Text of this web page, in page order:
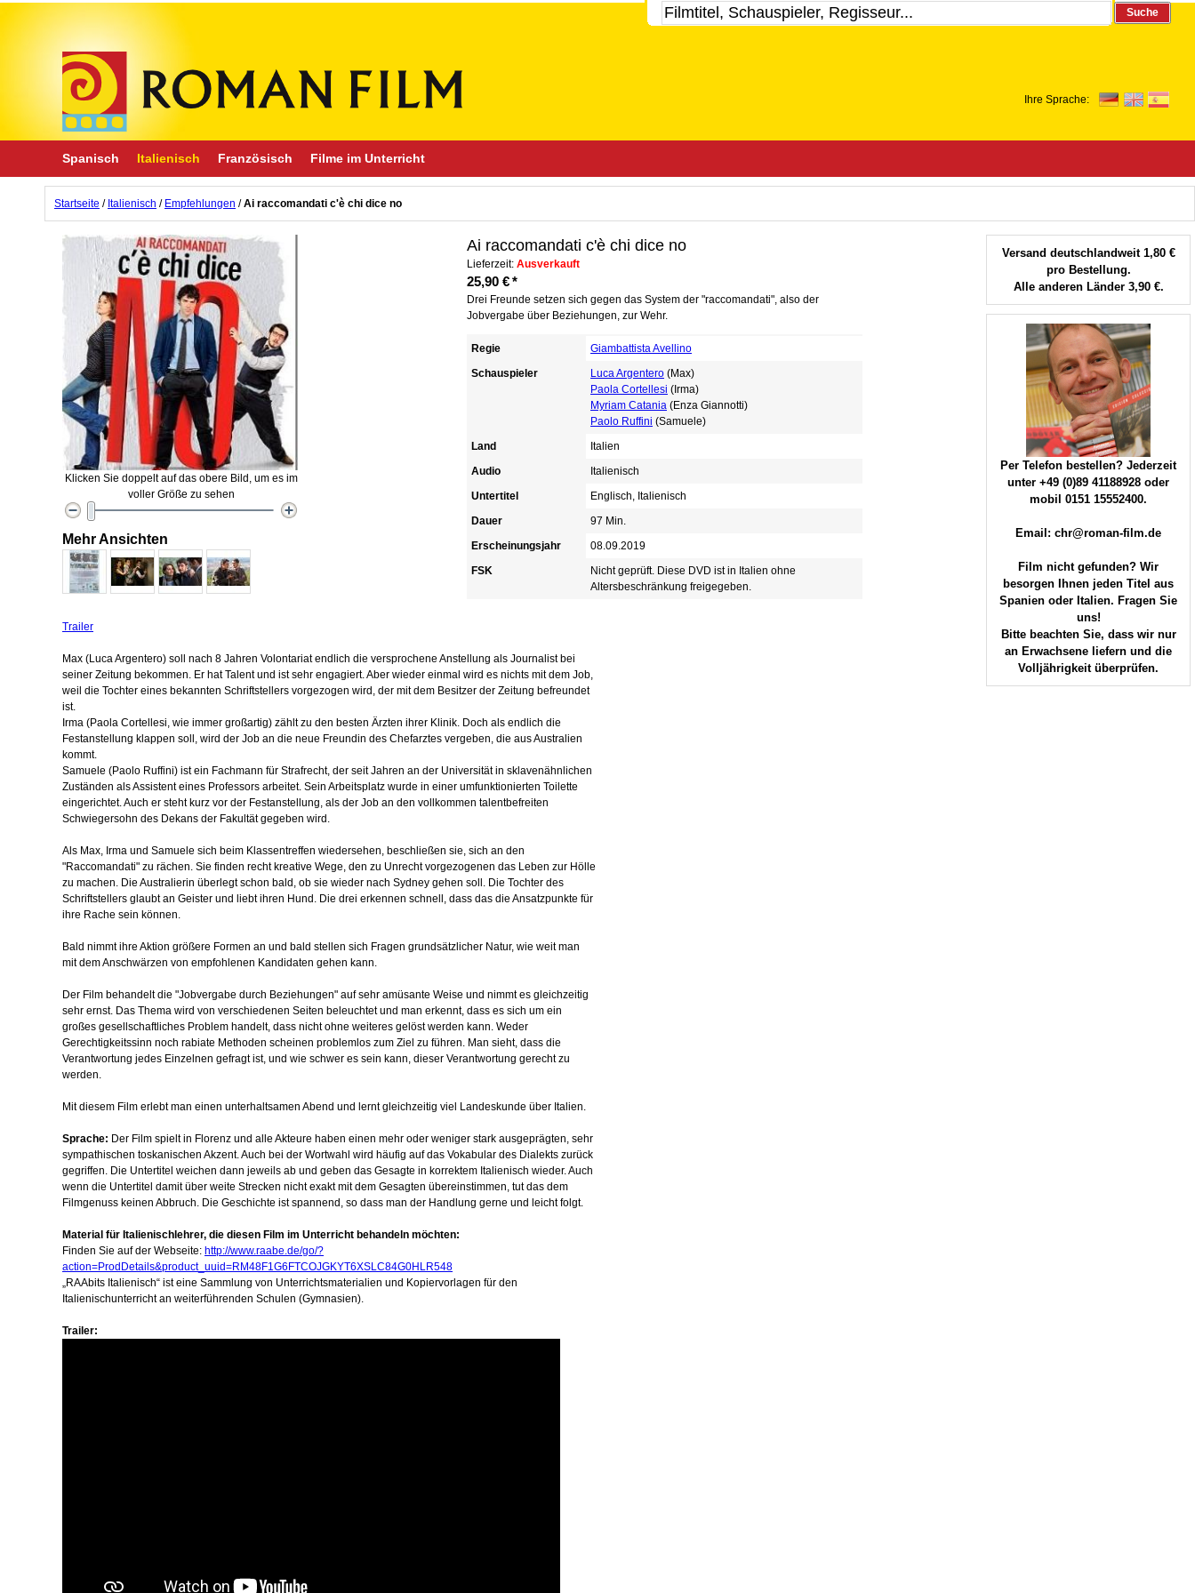
Suche
Ihre Sprache:
Spanisch Italienisch Französisch Filme im Unterricht
Startseite / Italienisch / Empfehlungen /Ai raccomandati c'è chi dice no
Versand deutschlandweit 1,80 €
pro Bestellung.
Alle anderen Länder 3,90 €.
Per Telefon bestellen? Jederzeit
unter +49 (0)89 41188928 oder
mobil 0151 15552400.
Email: chr@roman-film.de
Film nicht gefunden? Wir
besorgen Ihnen jeden Titel aus
Spanien oder Italien. Fragen Sie
uns!
Bitte beachten Sie, dass wir nur
an Erwachsene liefern und die
Volljährigkeit überprüfen.
Klicken Sie doppelt auf das obere Bild, um es im
voller Größe zu sehen
Mehr Ansichten
Ai raccomandati c'è chi dice no
Lieferzeit: Ausverkauft
25,90 €*
Drei Freunde setzen sich gegen das System der "raccomandati", also der
Jobvergabe über Beziehungen, zur Wehr.
Regie
Giambattista Avellino
Schauspieler
Luca Argentero (Max)
Paola Cortellesi (Irma)
Myriam Catania (Enza Giannotti)
Paolo Ruffini (Samuele)
Land
Italien
Audio
Italienisch
Untertitel
Englisch, Italienisch
Dauer
97 Min.
Erscheinungsjahr
08.09.2019
FSK
Nicht geprüft. Diese DVD ist in Italien ohne
Altersbeschränkung freigegeben.
Trailer
Max (Luca Argentero) soll nach 8 Jahren Volontariat endlich die versprochene Anstellung als Journalist bei
seiner Zeitung bekommen. Er hat Talent und ist sehr engagiert. Aber wieder einmal wird es nichts mit dem Job,
weil die Tochter eines bekannten Schriftstellers vorgezogen wird, der mit dem Besitzer der Zeitung befreundet
ist.
Irma (Paola Cortellesi, wie immer großartig) zählt zu den besten Ärzten ihrer Klinik. Doch als endlich die
Festanstellung klappen soll, wird der Job an die neue Freundin des Chefarztes vergeben, die aus Australien
kommt.
Samuele (Paolo Ruffini) ist ein Fachmann für Strafrecht, der seit Jahren an der Universität in sklavenähnlichen
Zuständen als Assistent eines Professors arbeitet. Sein Arbeitsplatz wurde in einer umfunktionierten Toilette
eingerichtet. Auch er steht kurz vor der Festanstellung, als der Job an den vollkommen talentbefreiten
Schwiegersohn des Dekans der Fakultät gegeben wird.
Als Max, Irma und Samuele sich beim Klassentreffen wiedersehen, beschließen sie, sich an den
"Raccomandati" zu rächen. Sie finden recht kreative Wege, den zu Unrecht vorgezogenen das Leben zur Hölle
zu machen. Die Australierin überlegt schon bald, ob sie wieder nach Sydney gehen soll. Die Tochter des
Schriftstellers glaubt an Geister und liebt ihren Hund. Die drei erkennen schnell, dass das die Ansatzpunkte für
ihre Rache sein können.
Bald nimmt ihre Aktion größere Formen an und bald stellen sich Fragen grundsätzlicher Natur, wie weit man
mit dem Anschwärzen von empfohlenen Kandidaten gehen kann.
Der Film behandelt die "Jobvergabe durch Beziehungen" auf sehr amüsante Weise und nimmt es gleichzeitig
sehr ernst. Das Thema wird von verschiedenen Seiten beleuchtet und man erkennt, dass es sich um ein
großes gesellschaftliches Problem handelt, dass nicht ohne weiteres gelöst werden kann. Weder
Gerechtigkeitssinn noch rabiate Methoden scheinen problemlos zum Ziel zu führen. Man sieht, dass die
Verantwortung jedes Einzelnen gefragt ist, und wie schwer es sein kann, dieser Verantwortung gerecht zu
werden.
Mit diesem Film erlebt man einen unterhaltsamen Abend und lernt gleichzeitig viel Landeskunde über Italien.
Sprache: Der Film spielt in Florenz und alle Akteure haben einen mehr oder weniger stark ausgeprägten, sehr
sympathischen toskanischen Akzent. Auch bei der Wortwahl wird häufig auf das Vokabular des Dialekts zurück
gegriffen. Die Untertitel weichen dann jeweils ab und geben das Gesagte in korrektem Italienisch wieder. Auch
wenn die Untertitel damit über weite Strecken nicht exakt mit dem Gesagten übereinstimmen, tut das dem
Filmgenuss keinen Abbruch. Die Geschichte ist spannend, so dass man der Handlung gerne und leicht folgt.
Material für Italienischlehrer, die diesen Film im Unterricht behandeln möchten:
Finden Sie auf der Webseite: http://www.raabe.de/go/?
action=ProdDetails&product_uuid=RM48F1G6FTCOJGKYT6XSLC84G0HLR548
„RAAbits Italienisch“ ist eine Sammlung von Unterrichtsmaterialien und Kopiervorlagen für den
Italienischunterricht an weiterführenden Schulen (Gymnasien).
Trailer: